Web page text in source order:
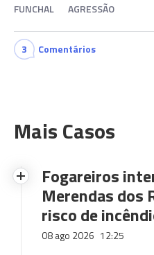
FUNCHAL AGRESSÃO
3 Comentários
Mais Casos
Fogareiros
Merendas dos
risco de
08 ago 2026 12:25